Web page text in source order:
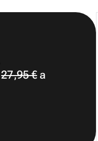
27,95 €a